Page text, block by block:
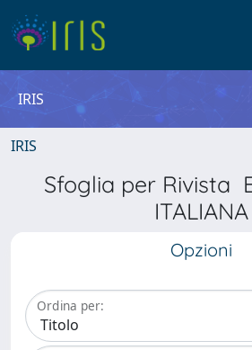
IRIS
IRIS
Sfoglia per Rivista
ITALIANA
Opzioni
Ordina per: